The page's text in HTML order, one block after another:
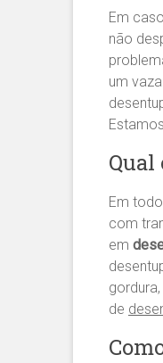
Em
não
um
Qual
Em
com
em
de